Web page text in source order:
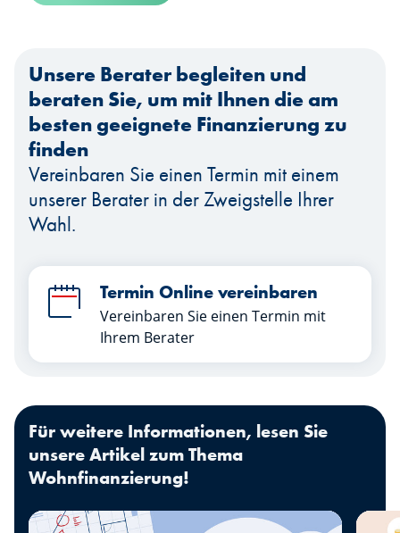
Unsere Berater begleiten und
beraten Sie, um mit Ihnen die am
besten geeignete Finanzierung zu
finden
Vereinbaren Sie einen Termin mit einem
unserer Berater in der Zweigstelle Ihrer
Wahl.
Termin Online vereinbaren
Vereinbaren Sie einen Termin mit
Ihrem Berater
Für weitere Informationen, lesen Sie
unsere Artikel zum Thema
Wohnfinanzierung!